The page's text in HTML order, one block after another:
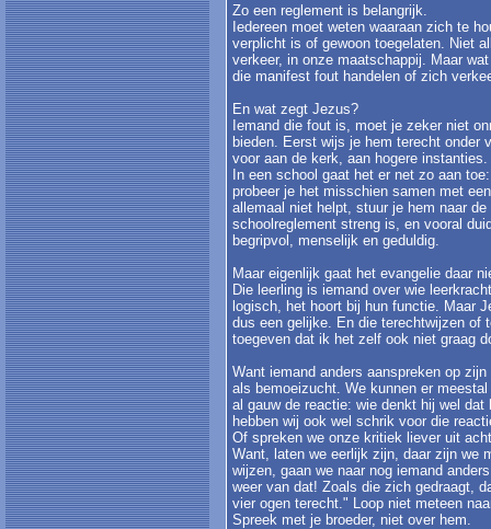
Zo een reglement is belangrijk.
Iedereen moet weten waaraan zich te
verplicht is of gewoon toegelaten. Niet
verkeer, in onze maatschappij. Maar
die manifest fout handelen of zich
En wat zegt Jezus?
Iemand die fout is, moet je zeker niet
bieden. Eerst wijs je hem terecht onder
voor aan de kerk, aan hogere instanties.
In een school gaat het er net zo aan
probeer je het misschien samen met
allemaal niet helpt, stuur je hem naar
schoolreglement streng is, en vooral
begripvol, menselijk en geduldig.
Maar eigenlijk gaat het evangelie daar
Die leerling is iemand over wie
logisch, het hoort bij hun functie. Maar
dus een gelijke. En die terechtwijzen of
toegeven dat ik het zelf ook niet graag
Want iemand anders aanspreken op
als bemoeizucht. We kunnen er
al gauw de reactie: wie denkt hij wel
hebben wij ook wel schrik voor die
Of spreken we onze kritiek liever uit
Want, laten we eerlijk zijn, daar zijn we
wijzen, gaan we naar nog iemand
weer van dat! Zoals die zich gedraagt,
vier ogen terecht." Loop niet meteen
Spreek met je broeder, niet over hem.